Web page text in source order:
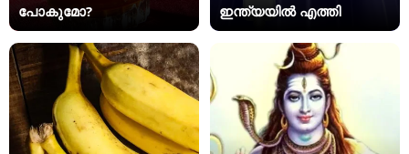
പോകുമോ?
ഇന്ത്യയിൽ എത്തി